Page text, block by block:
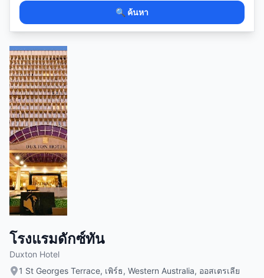
🔍 ค้นหา
โรงแรมดักซ์ทัน
Duxton Hotel
1 St Georges Terrace, เพิร์ธ, Western Australia, ออสเตรเลีย